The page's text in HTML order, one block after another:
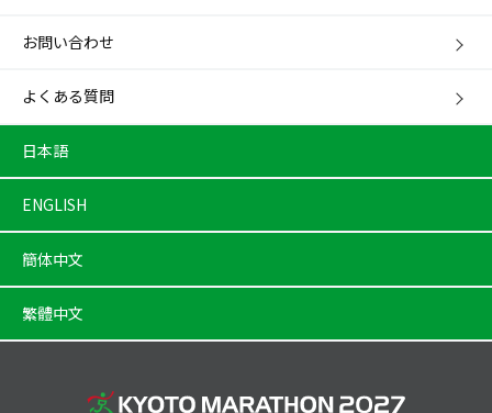
お問い合わせ
よくある質問
日本語
ENGLISH
簡体中文
繁體中文